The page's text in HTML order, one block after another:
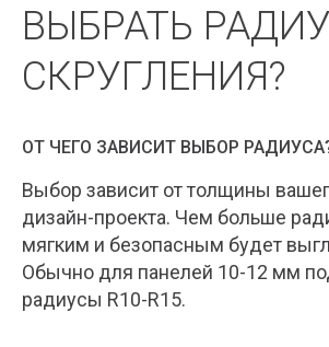
ВЫБРАТЬ
СКРУГЛЕНИЯ?
ОТ ЧЕГО ЗАВИСИТ ВЫБОР
Выбор зависит от толщины
дизайн-проекта. Чем больше
мягким и безопасным будет
Обычно для панелей 10-12 мм
радиусы R10-R15.